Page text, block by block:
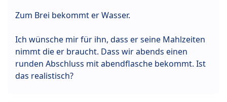
Zum Brei bekommt er Wasser.
Ich wünsche mir für ihn, dass er seine Mahlzeiten
nimmt die er braucht. Dass wir abends einen
runden Abschluss mit abendflasche bekommt. Ist
das realistisch?